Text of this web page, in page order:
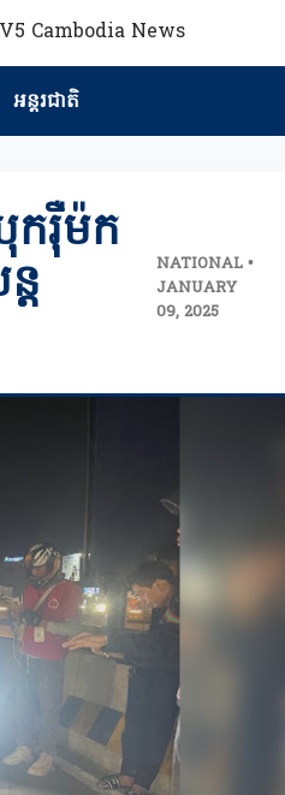
អន្តរជាតិ
ករ៉ឺម៉ក
ត
NATIONAL •
JANUARY
09, 2025